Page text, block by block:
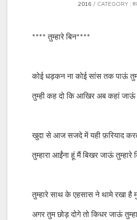
2016
CATEGORY :
**** तुम्हारे बिन****
कोई धड़कन ना कोई सांस तक पाऊं
तुम्ही कह दो कि आखिर अब कहां जाऊं
खुदा से आज सजदे में यही फ़रियाद
तुम्हारा आईंना हूं मैं बिखर जाऊं तुम्हारे
तुम्हारे साथ के एहसास ने थामे रखा है
अगर तुम छोड़ दोगे तो किधर जाऊं